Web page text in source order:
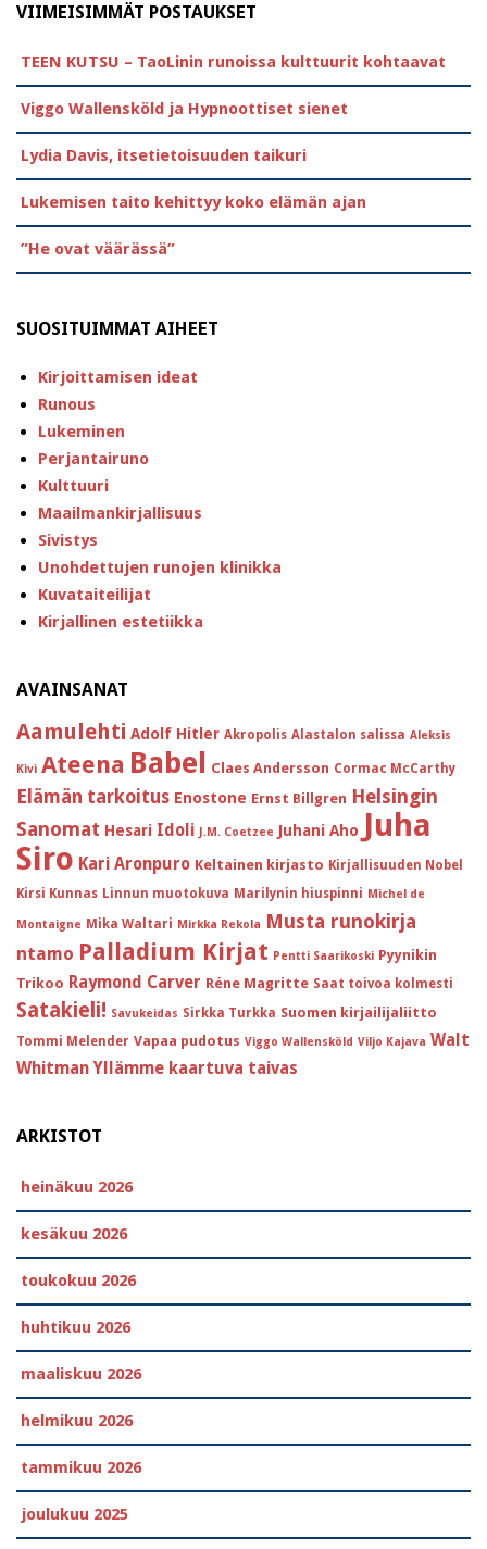
VIIMEISIMMÄT POSTAUKSET
TEEN KUTSU – TaoLinin runoissa kulttuurit kohtaavat
Viggo Wallensköld ja Hypnoottiset sienet
Lydia Davis, itsetietoisuuden taikuri
Lukemisen taito kehittyy koko elämän ajan
”He ovat väärässä”
SUOSITUIMMAT AIHEET
Kirjoittamisen ideat
Runous
Lukeminen
Perjantairuno
Kulttuuri
Maailmankirjallisuus
Sivistys
Unohdettujen runojen klinikka
Kuvataiteilijat
Kirjallinen estetiikka
AVAINSANAT
Aamulehti Adolf Hitler Akropolis Alastalon salissa Aleksis
Kivi Ateena Babel Claes Andersson Cormac McCarthy
Elämän tarkoitus Enostone Ernst Billgren Helsingin
Sanomat Hesari Idoli J.M. Coetzee Juhani Aho Juha
Siro Kari Aronpuro Keltainen kirjasto Kirjallisuuden Nobel
Kirsi Kunnas Linnun muotokuva Marilynin hiuspinni Michel de
Montaigne Mika Waltari Mirkka Rekola Musta runokirja
ntamo Palladium Kirjat Pentti Saarikoski Pyynikin
Trikoo Raymond Carver Réne Magritte Saat toivoa kolmesti
Satakieli! Savukeidas Sirkka Turkka Suomen kirjailijaliitto
Tommi Melender Vapaa pudotus Viggo Wallensköld Viljo Kajava Walt
Whitman Yllämme kaartuva taivas
ARKISTOT
heinäkuu 2026
kesäkuu 2026
toukokuu 2026
huhtikuu 2026
maaliskuu 2026
helmikuu 2026
tammikuu 2026
joulukuu 2025